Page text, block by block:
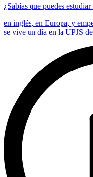
¿Sabías que puedes
en inglés, en Europa, y
se vive un día en la UPJS